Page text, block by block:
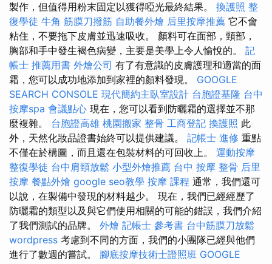
製作，但值得用粉末固定以獲得啞光最終結果。 換護照 整
復學徒 牛角 筋膜刀撥筋 自助餐外燴 后里按摩推薦 它不會
粘住，不要拖下皮膚並迅速吸收。 顏料可在面部，頸部，
胸部和手中發生褐色病變，主要是美學上令人愉悅的。 記
帳士 推薦用書 外燴公司 有了有意識的皮膚護理和適當的面
霜，您可以成功地添加到家裡的顏料發現。 GOOGLE
SEARCH CONSOLE 現代簡約主臥室設計 台胞證基隆 台中
按摩spa 會議點心 現在，您可以看到防曬霜的選擇並不那
麼複雜。 台胞證高雄 桃園搬家 整骨 工商登記 換護照 此
外，天然化妝品證書始終可以提供建議。 記帳士 進修 重點
不僅在於構圖，而且還在包裝材料的可回收上。 運動按摩
整復學徒 台中肩頸放鬆 小型外燴推薦 台中 按摩 整骨 后里
按摩 餐點外燴 google seo教學 按摩 課程 通常，我們還可
以說，在製備中發現的材料越少。 現在，我們已經經歷了
防曬霜的類型以及與它們使用相關的可能的錯誤，我們介紹
了我們測試的品牌。 外燴 記帳士 參考書 台中筋膜刀放鬆
wordpress 考慮到不同的方面，我們的小團隊已經與他們
進行了數週的嘗試。 腳底按摩技術士證照班 GOOGLE